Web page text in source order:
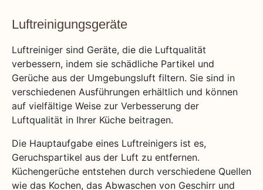
Luftreinigungsgeräte
Luftreiniger sind Geräte, die die Luftqualität
verbessern, indem sie schädliche Partikel und
Gerüche aus der Umgebungsluft filtern. Sie sind in
verschiedenen Ausführungen erhältlich und können
auf vielfältige Weise zur Verbesserung der
Luftqualität in Ihrer Küche beitragen.
Die Hauptaufgabe eines Luftreinigers ist es,
Geruchspartikel aus der Luft zu entfernen.
Küchengerüche entstehen durch verschiedene Quellen
wie das Kochen, das Abwaschen von Geschirr und